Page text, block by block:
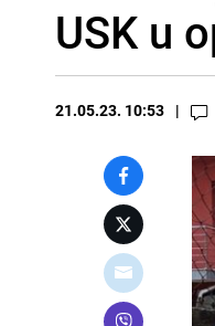
USK u
21.05.23. 10:53